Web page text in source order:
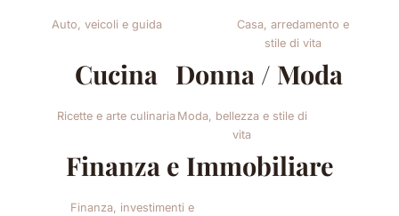
Auto, veicoli e guida
Casa, arredamento e
stile di vita
Cucina
Ricette e arte culinaria
Donna / Moda
Moda, bellezza e stile di
vita
Finanza e Immobiliare
Finanza, investimenti e